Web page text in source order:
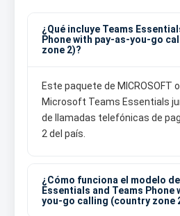
¿Qué incluye Teams
Phone with pay-as-you-go
zone 2)?
Este paquete de MICROSOFT
Microsoft Teams Essentials
de llamadas telefónicas de
2 del país.
¿Cómo funciona el modelo
Essentials and Teams Phone
you-go calling (country zone